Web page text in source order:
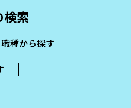
検索
種から探す